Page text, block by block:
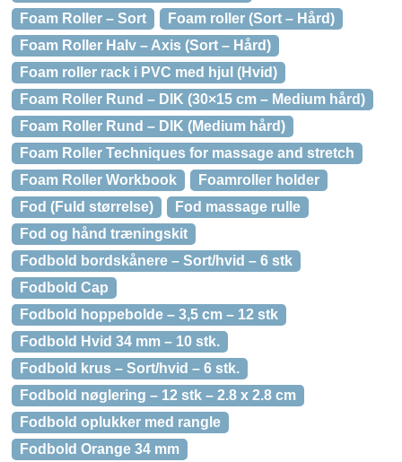
Foam Roller – Sort
Foam roller (Sort – Hård)
Foam Roller Halv – Axis (Sort – Hård)
Foam roller rack i PVC med hjul (Hvid)
Foam Roller Rund – DIK (30×15 cm – Medium hård)
Foam Roller Rund – DIK (Medium hård)
Foam Roller Techniques for massage and stretch
Foam Roller Workbook
Foamroller holder
Fod (Fuld størrelse)
Fod massage rulle
Fod og hånd træningskit
Fodbold bordskånere – Sort/hvid – 6 stk
Fodbold Cap
Fodbold hoppebolde – 3,5 cm – 12 stk
Fodbold Hvid 34 mm – 10 stk.
Fodbold krus – Sort/hvid – 6 stk.
Fodbold nøglering – 12 stk – 2.8 x 2.8 cm
Fodbold oplukker med rangle
Fodbold Orange 34 mm